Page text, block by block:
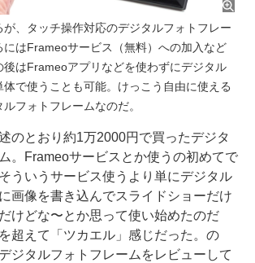
、タッチ操作対応のデジタルフォトフレー
にはFrameoサービス（無料）への加入など
後はFrameoアプリなどを使わずにデジタル
体で使うことも可能。けっこう自由に使える
フォトフレームなのだ。
のとおり約1万2000円で買ったデジタ
。Frameoサービスとか使うの初めてで
ういうサービス使うより単にデジタル
画像を書き込んでスライドショーだけ
けどな〜とか思って使い始めたのだ
超えて「ツカエル」感じだった。の
ジタルフォトフレームをレビューして